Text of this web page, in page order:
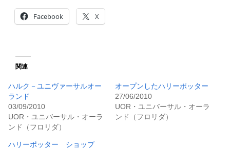
Facebook X
関連
ハルク－ユニヴァーサルオー
ランド
03/09/2010
UOR・ユニバーサル・オーラ
ンド（フロリダ）
オープンしたハリーポッター
27/06/2010
UOR・ユニバーサル・オーラ
ンド（フロリダ）
ハリーポッター ショップ